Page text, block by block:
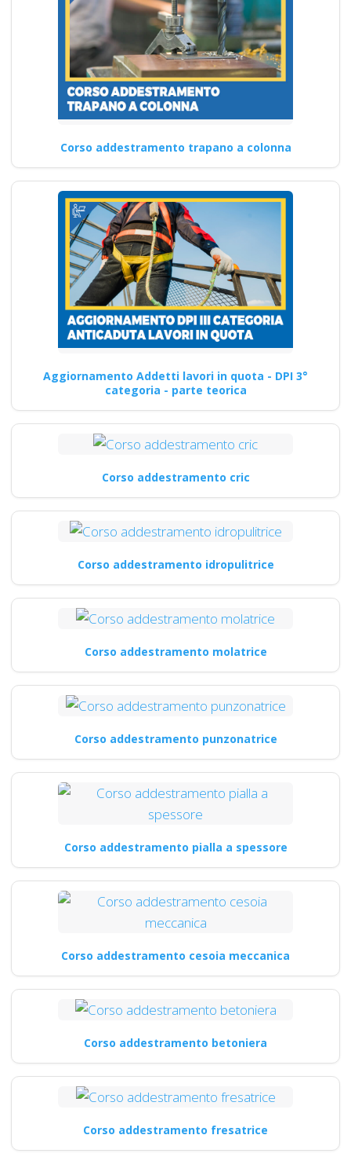
Corso addestramento trapano a colonna
Aggiornamento Addetti lavori in quota - DPI 3°
categoria - parte teorica
Corso addestramento cric
Corso addestramento idropulitrice
Corso addestramento molatrice
Corso addestramento punzonatrice
Corso addestramento pialla a spessore
Corso addestramento cesoia meccanica
Corso addestramento betoniera
Corso addestramento fresatrice